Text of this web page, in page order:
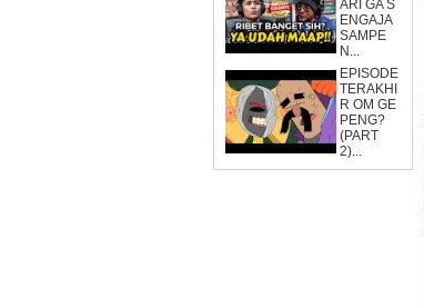
ARI GA S
ENGAJA
SAMPE
N...
EPISODE
TERAKHI
R OM GE
PENG?
(PART
2)...